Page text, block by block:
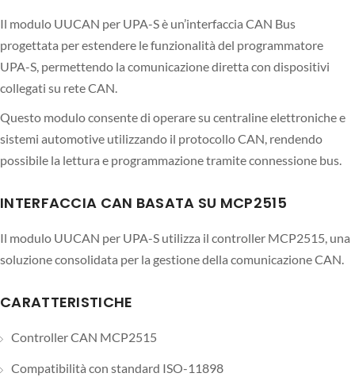
Il modulo UUCAN per UPA-S è un’interfaccia CAN Bus
progettata per estendere le funzionalità del programmatore
UPA-S, permettendo la comunicazione diretta con dispositivi
collegati su rete CAN.
Questo modulo consente di operare su centraline elettroniche e
sistemi automotive utilizzando il protocollo CAN, rendendo
possibile la lettura e programmazione tramite connessione bus.
INTERFACCIA CAN BASATA SU MCP2515
Il modulo UUCAN per UPA-S utilizza il controller MCP2515, una
soluzione consolidata per la gestione della comunicazione CAN.
CARATTERISTICHE
Controller CAN MCP2515
Compatibilità con standard ISO-11898